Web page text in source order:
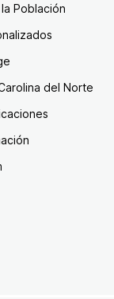
Población
del Norte